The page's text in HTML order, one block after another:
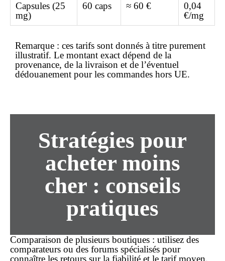
Capsules (25
mg)
60 caps ≈ 60 €
0,04
€/mg
Remarque : ces tarifs sont donnés à titre purement
illustratif. Le montant exact dépend de la
provenance, de la livraison et de l’éventuel
dédouanement pour les commandes hors UE.
Stratégies pour
acheter moins
cher: conseils
pratiques
Comparaison de plusieurs boutiques : utilisez des
comparateurs ou des forums spécialisés pour
connaître les retours sur la fiabilité et le tarif moyen.